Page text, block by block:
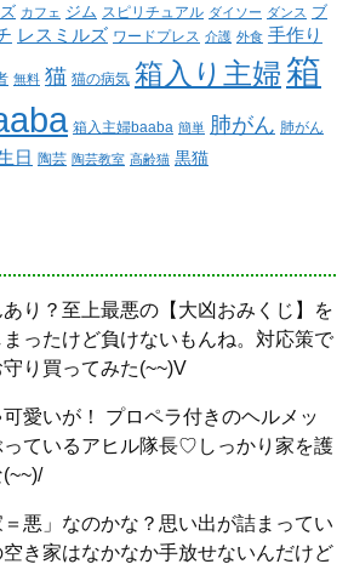
カフェ ジム スピリチュアル ダイソー ダンス ブ
レスミルズ ワードプレス 介護 外食 手作り
無料 猫 猫の病気 箱入り主婦箱
箱入主婦baaba 簡単 肺がん 肺がん
日 陶芸 陶芸教室 高齢猫 黒猫
あり？至上最悪の【大凶おみくじ】を
ったけど負けないもんね。対応策で
守り買ってみた(~~)V
愛いが！ プロペラ付きのヘルメッ
っているアヒル隊長♡しっかり家を護
＝悪」なのかな？思い出が詰まってい
空き家はなかなか手放せないんだけど